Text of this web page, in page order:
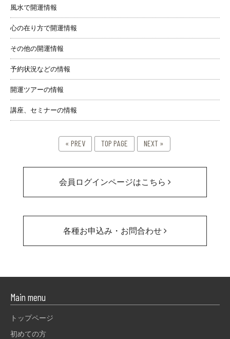
風水で開運情報
心の在り方で開運情報
その他の開運情報
予約状況などの情報
開運ツアーの情報
講座、セミナーの情報
« PREV TOP PAGE NEXT »
会員ログインページはこちら
各種お申込み・お問合わせ
Main menu
トップページ
初めての方